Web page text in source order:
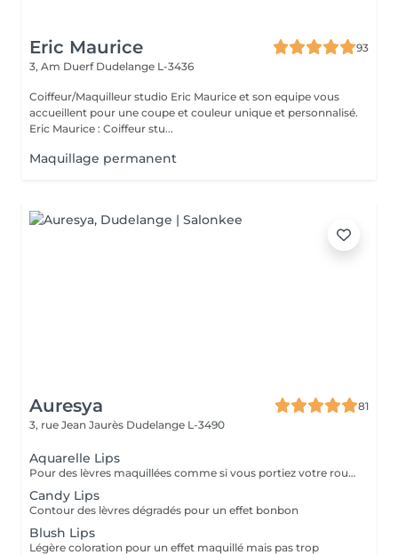
Eric Maurice
93
3, Am Duerf Dudelange L-3436
Coiffeur/Maquilleur studio Eric Maurice et son equipe vous
accueillent pour une coupe et couleur unique et personnalisé.
Eric Maurice : Coiffeur stu...
Maquillage permanent
Auresya
81
3, rue Jean Jaurès Dudelange L-3490
Aquarelle Lips
Pour des lèvres maquillées comme si vous portiez votre rouge habituelle
Candy Lips
Contour des lèvres dégradés pour un effet bonbon
Blush Lips
Légère coloration pour un effet maquillé mais pas trop